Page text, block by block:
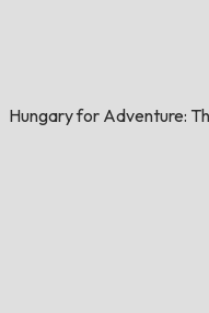
Hungary for Adventure: